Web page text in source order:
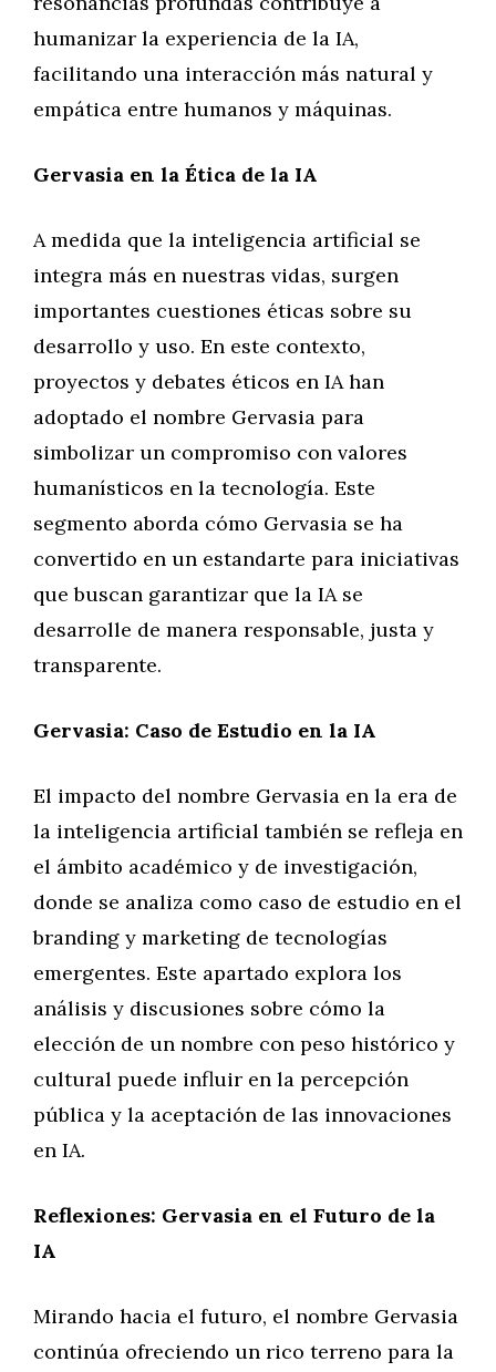
humanizar la experiencia de la IA,
facilitando una interacción más natural y
empática entre humanos y máquinas.
Gervasia en la Ética de la IA
A medida que la inteligencia artificial se
integra más en nuestras vidas, surgen
importantes cuestiones éticas sobre su
desarrollo y uso. En este contexto,
proyectos y debates éticos en IA han
adoptado el nombre Gervasia para
simbolizar un compromiso con valores
humanísticos en la tecnología. Este
segmento aborda cómo Gervasia se ha
convertido en un estandarte para iniciativas
que buscan garantizar que la IA se
desarrolle de manera responsable, justa y
transparente.
Gervasia: Caso de Estudio en la IA
El impacto del nombre Gervasia en la era de
la inteligencia artificial también se refleja en
el ámbito académico y de investigación,
donde se analiza como caso de estudio en el
branding y marketing de tecnologías
emergentes. Este apartado explora los
análisis y discusiones sobre cómo la
elección de un nombre con peso histórico y
cultural puede influir en la percepción
pública y la aceptación de las innovaciones
en IA.
Reflexiones: Gervasia en el Futuro de la
IA
Mirando hacia el futuro, el nombre Gervasia
continúa ofreciendo un rico terreno para la